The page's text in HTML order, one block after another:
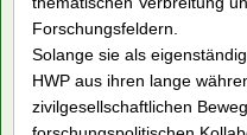
Forschungsfeldern.
Solange sie als
HWP aus ihren lange
zivilgesellschaftlichen